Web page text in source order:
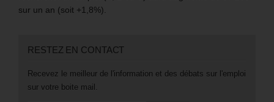
sur un an (soit +1,8%).
RESTEZ EN CONTACT
Recevez le meilleur de l'information et des débats sur l'emploi
sur votre boite mail.